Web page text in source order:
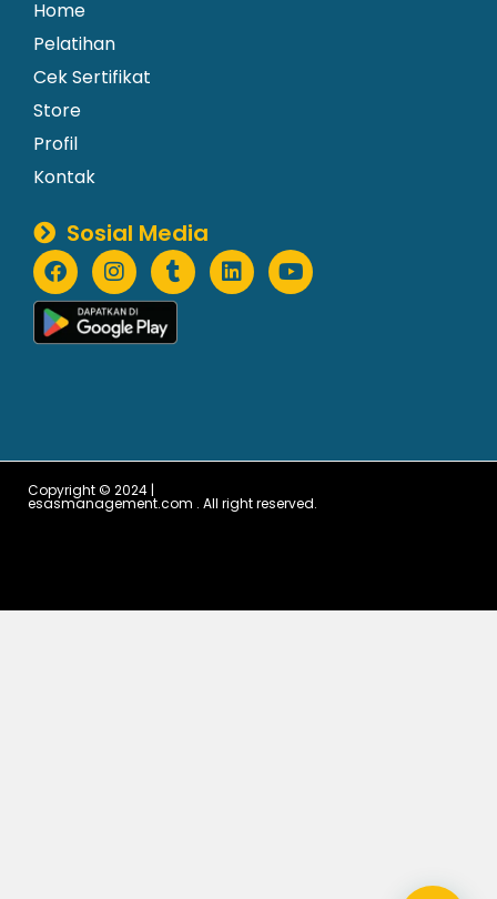
Home
Pelatihan
Cek Sertifikat
Store
Profil
Kontak
Sosial Media
Copyright © 2024 |
esasmanagement.com . All right reserved.